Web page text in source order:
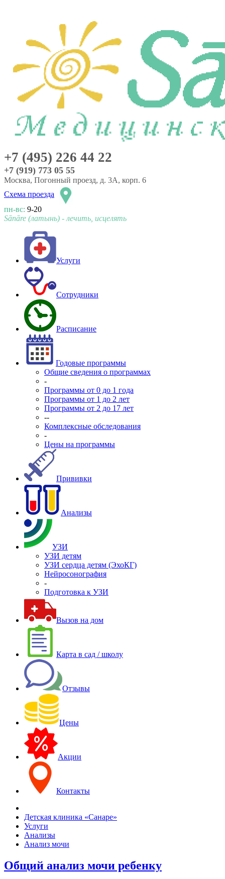
+7 (495) 226 44 22
+7 (919) 773 05 55
Москва, Погонный проезд, д. 3А, корп. 6
Схема проезда
пн-вс: 9-20
Sānāre (латынь) - лечить, исцелять
Услуги
Сотрудники
Расписание
Годовые программы
Общие сведения о программах
-
Программы от 0 до 1 года
Программы от 1 до 2 лет
Программы от 2 до 17 лет
--
Комплексные обследования
-
Цены на программы
Прививки
Анализы
УЗИ
УЗИ детям
УЗИ сердца детям (ЭхоКГ)
Нейросонография
-
Подготовка к УЗИ
Вызов на дом
Карта в сад / школу
Отзывы
Цены
Акции
Контакты
Детская клиника «Санаре»
Услуги
Анализы
Анализ мочи
Общий анализ мочи ребенку